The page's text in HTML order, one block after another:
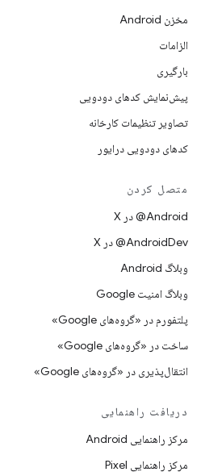
مخزن Android
الزامات
بارگیری
پیش‌نمایش کدهای دودویی
تصاویر تنظیمات کارخانه
کدهای دودویی درایور
متصل کردن
‫‎@Android در X
‫‎@AndroidDev در X
وبلاگ Android
وبلاگ امنیت Google
پلتفورم در «گروه‌های Google»
ساخت در «گروه‌های Google»
انتقال‌پذیری در «گروه‌های Google»
دریافت راهنمایی
مرکز راهنمایی Android
مرکز راهنمایی Pixel